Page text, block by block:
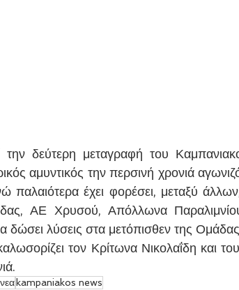
την δεύτερη μεταγραφή του
αμυντικός την περσινή χρονιά
παλαιότερα έχει φορέσει, μεταξύ
ΑΕ Χρυσού, Απόλλωνα
λύσεις στα μετόπισθεν της
τον Κρίτωνα Νικολαΐδη και του
kampaniakos news